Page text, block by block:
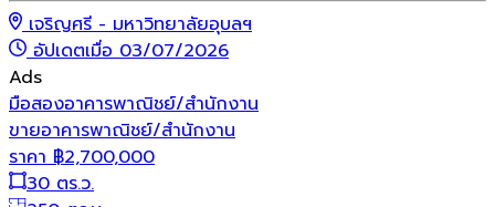
เจริญศรี - มหาวิทยาลัยอุบลฯ
อัปเดตเมื่อ 03/07/2026
Ads
มือสองอาคารพาณิชย์/สำนักงาน
ขายอาคารพาณิชย์/สำนักงาน
ราคา ฿2,700,000
30 ตร.ว.